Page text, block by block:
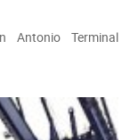
Antonio Terminal